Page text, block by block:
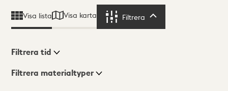
Visa lista Visa karta Filtrera
Visningsläge
Filtrera tid
Filtrera materialtyper